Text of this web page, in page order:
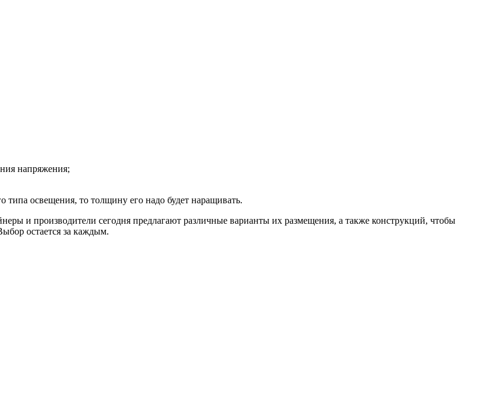
напряжения;
типа освещения, то толщину его надо будет наращивать.
и производители сегодня предлагают различные варианты их размещения, а также конструкций, чтобы
остается за каждым.